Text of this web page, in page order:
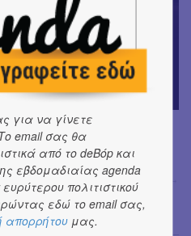
Έφη Χρυσού
για να γίνετε
email σας θα
από το deBόp και
εβδομαδιαίας agenda
πολιτιστικού
εδώ το email σας,
απορρήτου μας.